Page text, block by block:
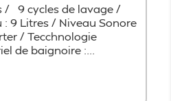
/ 9 cycles de lavage /
9 Litres / Niveau Sonore
/ Tecchnologie
de baignoire :...